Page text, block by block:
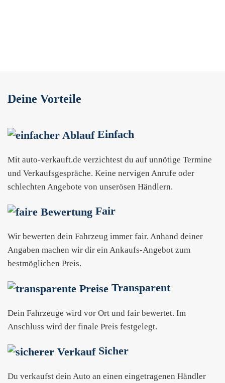
Deine Vorteile
Einfach
Mit auto-verkauft.de verzichtest du auf unnötige Termine
und Verkaufsgespräche. Keine nervigen Anrufe oder
schlechten Angebote von unserösen Händlern.
Fair
Wir bewerten dein Fahrzeug immer fair. Anhand deiner
Angaben machen wir dir ein Ankaufs-Angebot zum
bestmöglichen Preis.
Transparent
Dein Fahrzeuge wird vor Ort und fair bewertet. Im
Anschluss wird der finale Preis festgelegt.
Sicher
Du verkaufst dein Auto an einen eingetragenen Händler